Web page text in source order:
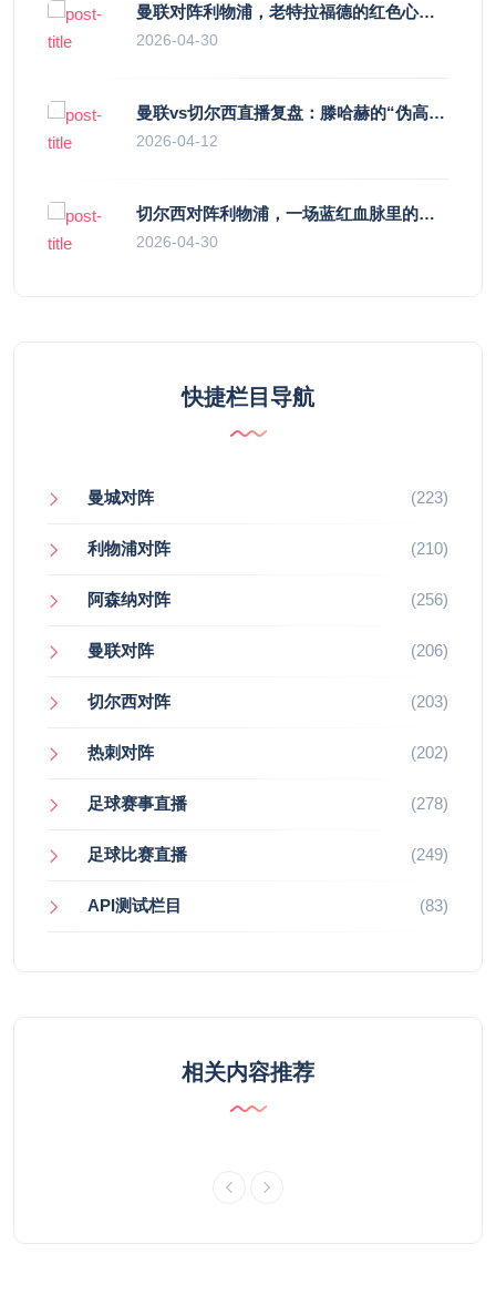
曼联对阵利物浦，老特拉福德的红色心跳与蓝色暗涌
2026-04-30
曼联vs切尔西直播复盘：滕哈赫的“伪高位”与波切蒂诺的“无锋阵”，谁更拧巴？
2026-04-12
切尔西对阵利物浦，一场蓝红血脉里的恩怨与忠诚
2026-04-30
快捷栏目导航
曼城对阵 (223)
利物浦对阵 (210)
阿森纳对阵 (256)
曼联对阵 (206)
切尔西对阵 (203)
热刺对阵 (202)
足球赛事直播 (278)
足球比赛直播 (249)
API测试栏目 (83)
相关内容推荐